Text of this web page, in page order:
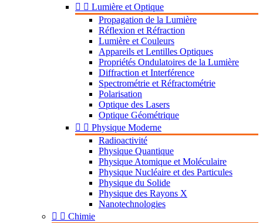
  Lumière et Optique
Propagation de la Lumière
Réflexion et Réfraction
Lumière et Couleurs
Appareils et Lentilles Optiques
Propriétés Ondulatoires de la Lumière
Diffraction et Interférence
Spectrométrie et Réfractométrie
Polarisation
Optique des Lasers
Optique Géométrique
  Physique Moderne
Radioactivité
Physique Quantique
Physique Atomique et Moléculaire
Physique Nucléaire et des Particules
Physique du Solide
Physique des Rayons X
Nanotechnologies
  Chimie